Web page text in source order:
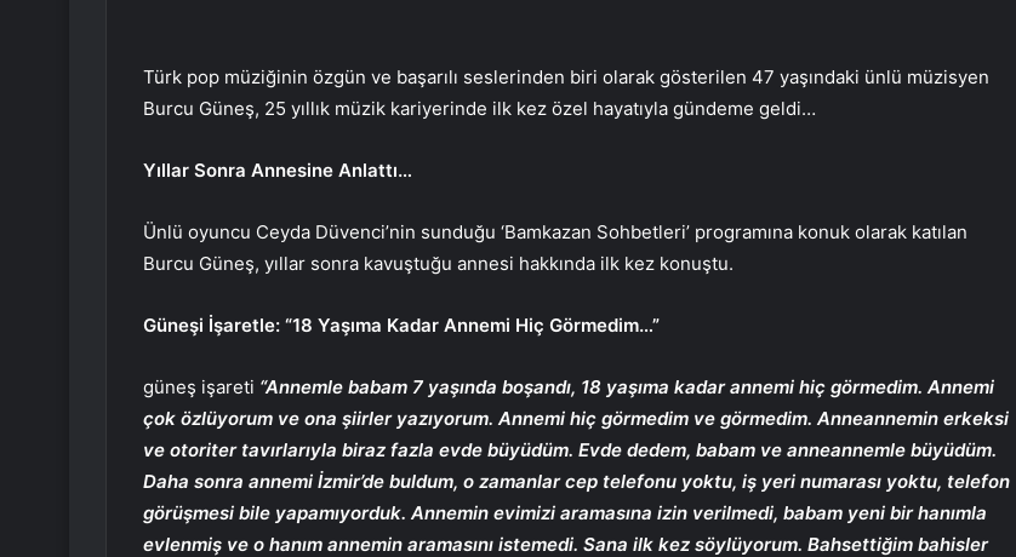
Türk pop müziğinin özgün ve başarılı seslerinden biri olarak gösterilen 47 yaşındaki ünlü müzisyen
Burcu Güneş, 25 yıllık müzik kariyerinde ilk kez özel hayatıyla gündeme geldi…
Yıllar Sonra Annesine Anlattı…
Ünlü oyuncu Ceyda Düvenci’nin sunduğu ‘Bamkazan Sohbetleri’ programına konuk olarak katılan
Burcu Güneş, yıllar sonra kavuştuğu annesi hakkında ilk kez konuştu.
Güneşi İşaretle: “18 Yaşıma Kadar Annemi Hiç Görmedim…”
güneş işareti “Annemle babam 7 yaşında boşandı, 18 yaşıma kadar annemi hiç görmedim. Annemi
çok özlüyorum ve ona şiirler yazıyorum. Annemi hiç görmedim ve görmedim. Anneannemin erkeksi
ve otoriter tavırlarıyla biraz fazla evde büyüdüm. Evde dedem, babam ve anneannemle büyüdüm.
Daha sonra annemi İzmir’de buldum, o zamanlar cep telefonu yoktu, iş yeri numarası yoktu, telefon
görüşmesi bile yapamıyorduk. Annemin evimizi aramasına izin verilmedi, babam yeni bir hanımla
evlenmiş ve o hanım annemin aramasını istemedi. Sana ilk kez söylüyorum. Bahsettiğim bahisler